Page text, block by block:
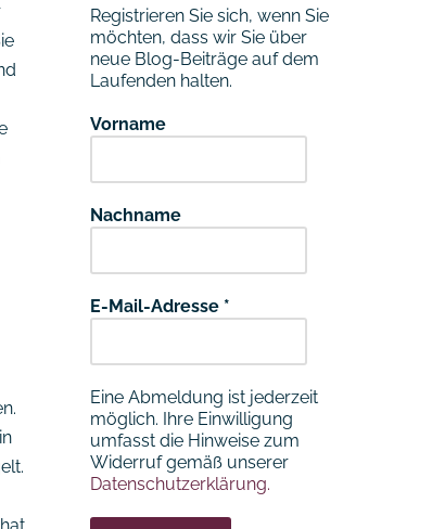
Registrieren Sie sich, wenn Sie
möchten, dass wir Sie über
neue Blog-Beiträge auf dem
Laufenden halten.
Vorname
Nachname
E-Mail-Adresse *
Eine Abmeldung ist jederzeit
möglich. Ihre Einwilligung
umfasst die Hinweise zum
Widerruf gemäß unserer
Datenschutzerklärung.